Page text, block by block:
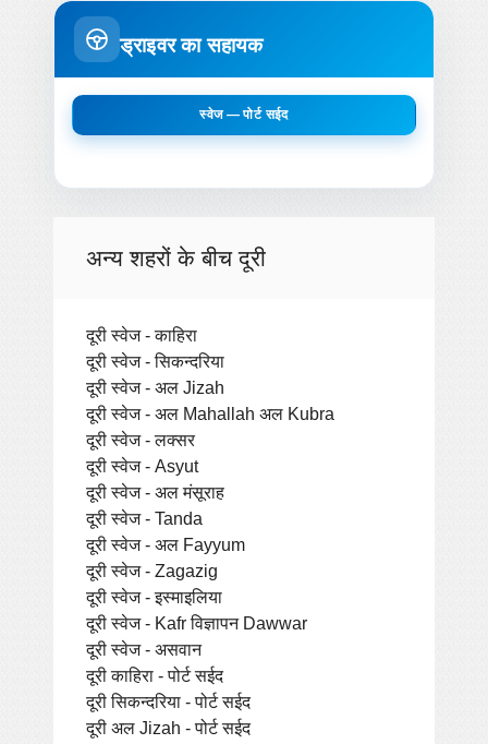
ड्राइवर का सहायक
स्वेज — पोर्ट सईद
अन्य शहरों के बीच दूरी
दूरी स्वेज - काहिरा
दूरी स्वेज - सिकन्दरिया
दूरी स्वेज - अल Jizah
दूरी स्वेज - अल Mahallah अल Kubra
दूरी स्वेज - लक्सर
दूरी स्वेज - Asyut
दूरी स्वेज - अल मंसूराह
दूरी स्वेज - Tanda
दूरी स्वेज - अल Fayyum
दूरी स्वेज - Zagazig
दूरी स्वेज - इस्माइलिया
दूरी स्वेज - Kafr विज्ञापन Dawwar
दूरी स्वेज - असवान
दूरी काहिरा - पोर्ट सईद
दूरी सिकन्दरिया - पोर्ट सईद
दूरी अल Jizah - पोर्ट सईद